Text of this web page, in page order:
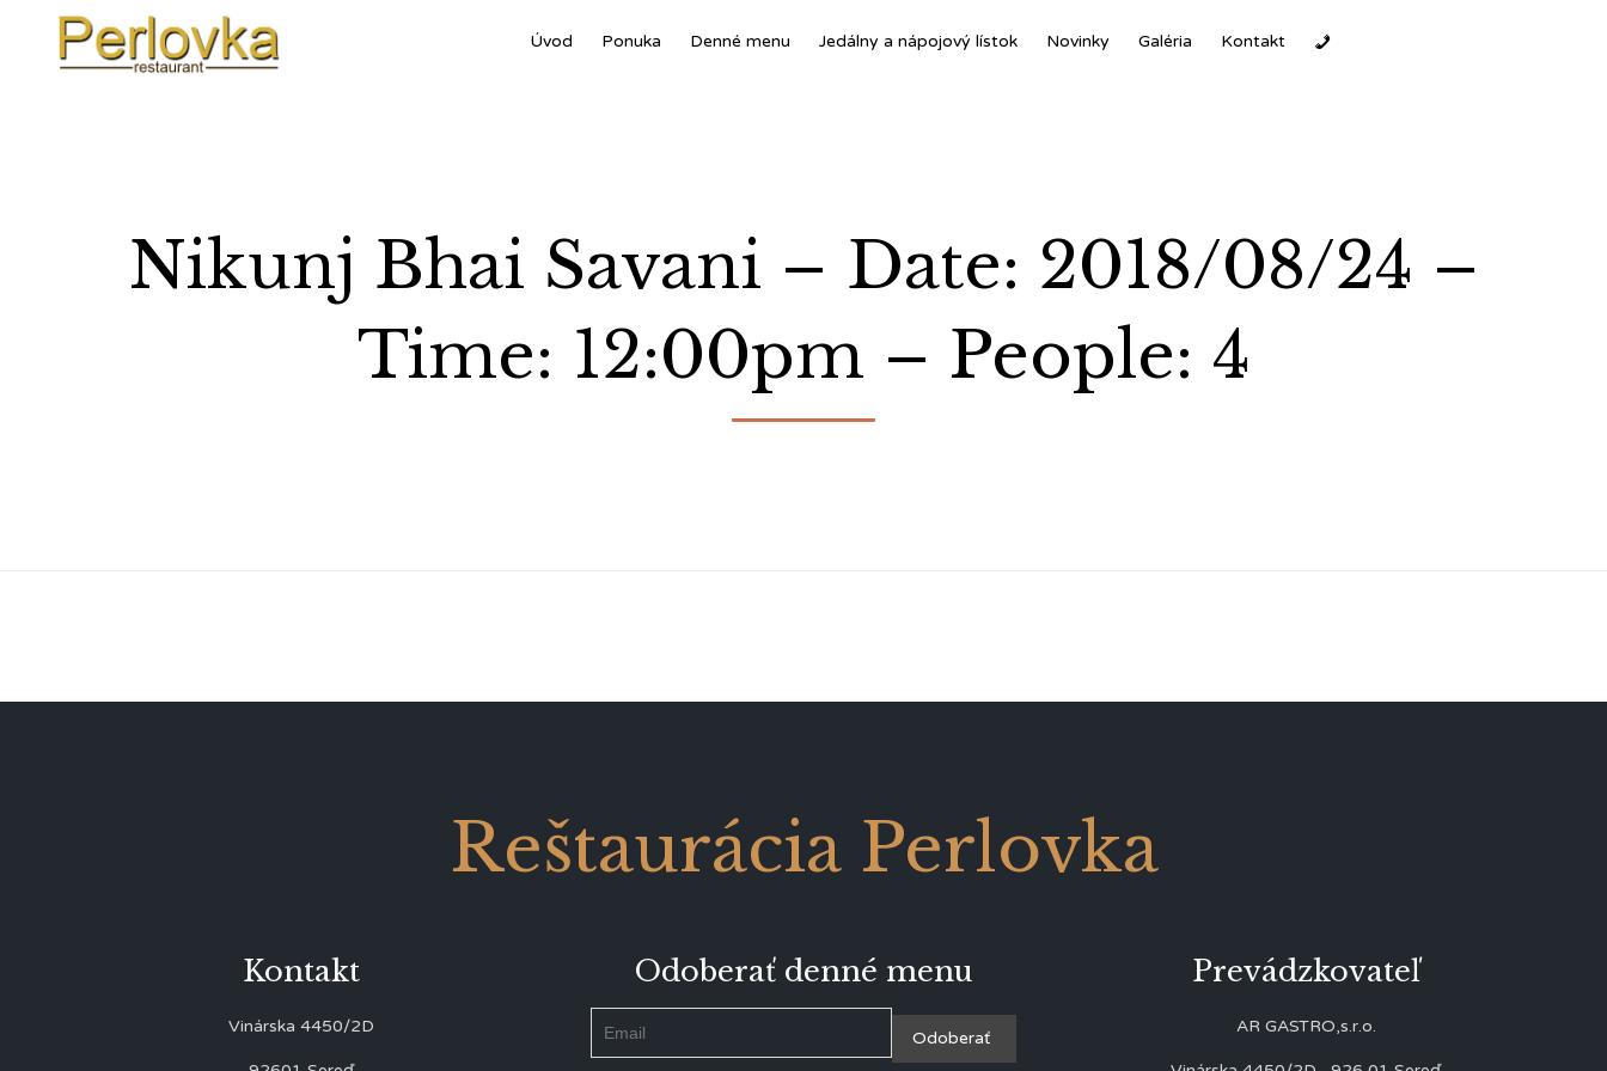
Úvod Ponuka Denné menu Jedálny a nápojový lístok Novinky Galéria Kontakt
Nikunj Bhai Savani – Date: 2018/08/24 –
Time: 12:00pm – People: 4
Reštaurácia Perlovka
Kontakt
Vinárska 4450/2D
Odoberať denné menu Prevádzkovateľ
AR GASTRO,s.r.o.